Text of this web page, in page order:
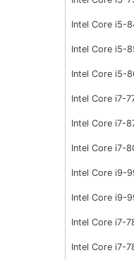
Intel Core i5-
Intel Core i5-
Intel Core i5-
Intel Core i7-
Intel Core i7-
Intel Core i7-
Intel Core i9-
Intel Core i9-
Intel Core i7-
Intel Core i7-